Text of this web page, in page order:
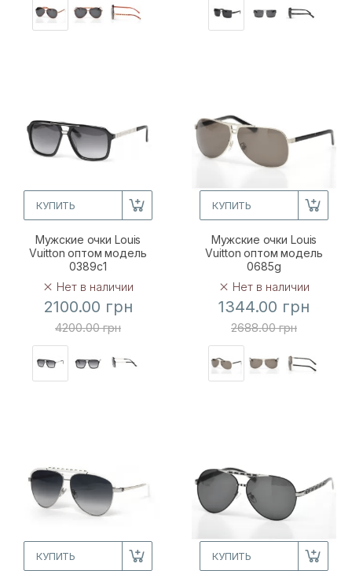
КУПИТЬ
Мужские очки Louis
Vuitton оптом модель
0389c1
Нет в наличии
2100.00 грн
4200.00 грн
КУПИТЬ
Мужские очки Louis
Vuitton оптом модель
0685g
Нет в наличии
1344.00 грн
2688.00 грн
КУПИТЬ КУПИТЬ